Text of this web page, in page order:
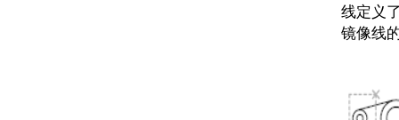
线定义
镜像线